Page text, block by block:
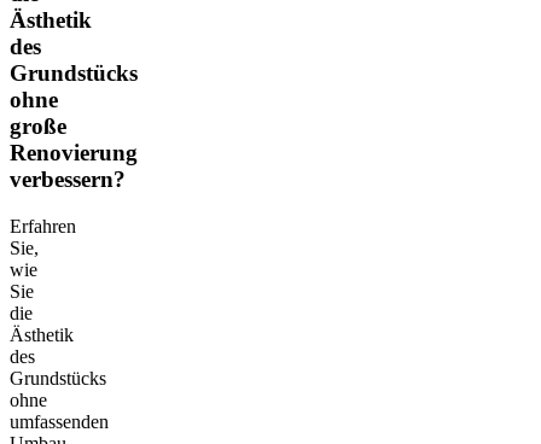
Ästhetik
des
Grundstücks
ohne
große
Renovierung
verbessern?
Erfahren
Sie,
wie
Sie
die
Ästhetik
des
Grundstücks
ohne
umfassenden